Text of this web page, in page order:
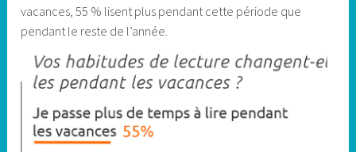
vacances, 55 % lisent plus pendant cette période que
pendant le reste de l’année.